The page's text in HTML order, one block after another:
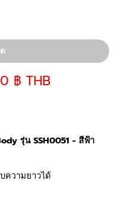
฿ THB
รุ่น SSH0051 - สีฟ้า
ความยาวได้